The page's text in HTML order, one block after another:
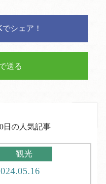
シェア！
送る
日の人気記事
観光